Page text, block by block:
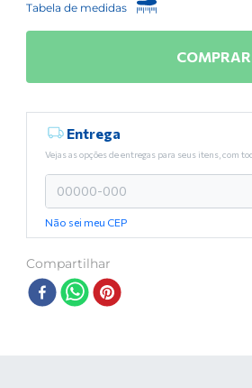
Tabela de medidas
COMPRAR
Entrega
Vejas as opções de entregas para seus itens, com
Não sei meu CEP
Compartilhar